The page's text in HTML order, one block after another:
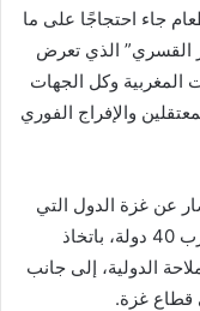
جاء احتجاجًا على ما
القسري” الذي تعرض
وكل الجهات
والإفراج الفوري
عن غزة الدول التي
ينتمي إليها النشطاء المعتقلون، وعددها يقارب 40 دولة، باتخاذ
الدولية، إلى جانب
قطاع غزة.